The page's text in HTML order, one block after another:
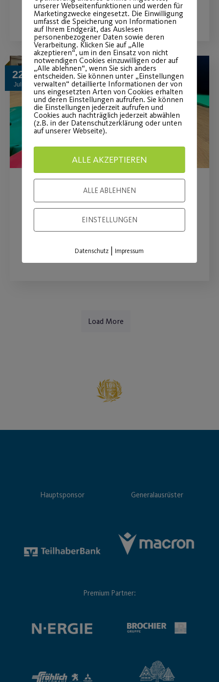
WEITERLESEN
22
Juli
Sommerferienticket
Für Mitglieder und Nicht-Mitglieder
WEITERLESEN
Load More
Hauptsponsor Generalausrüster
Premium Partner:
unserer Webseitenfunktionen und werden für
Marketingzwecke eingesetzt. Die Einwilligung
umfasst die Speicherung von Informationen
auf Ihrem Endgerät, das Auslesen
personenbezogener Daten sowie deren
Verarbeitung. Klicken Sie auf „Alle
akzeptieren“, um in den Einsatz von nicht
notwendigen Cookies einzuwilligen oder auf
„Alle ablehnen“, wenn Sie sich anders
entscheiden. Sie können unter „Einstellungen
verwalten“ detaillierte Informationen der von
uns eingesetzten Arten von Cookies erhalten
und deren Einstellungen aufrufen. Sie können
die Einstellungen jederzeit aufrufen und
Cookies auch nachträglich jederzeit abwählen
(z.B. in der Datenschutzerklärung oder unten
auf unserer Webseite).
ALLE AKZEPTIEREN
ALLE ABLEHNEN
EINSTELLUNGEN
Datenschutz |Impressum